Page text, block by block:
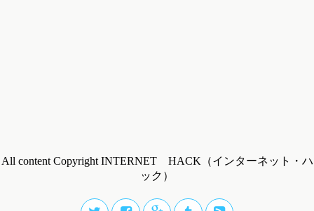
All content Copyright INTERNET HACK（インターネット・ハ
ック）